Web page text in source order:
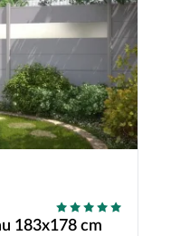
183x178 cm